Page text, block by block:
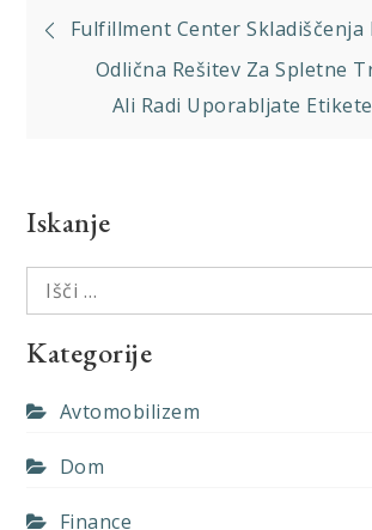
Navigacija
prispevka
Fulfillment Center Skladiščenja
Odlična Rešitev Za Spletne
Ali Radi Uporabljate
Iskanje
Išči:
Kategorije
Avtomobilizem
Dom
Finance